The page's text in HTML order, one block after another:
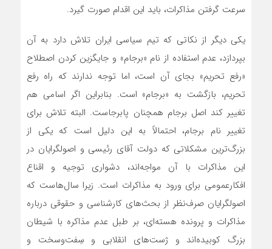
سرعت گرفتن مذاکرات، بايد اين اقدام صورت گيرد.
يکي ديگر از نکاتي که تيم سياسي ايران تلاش دارد به آن
بپردازد، عدم استفاده از نام «برجام» و جايگزين کردن اصطلاح
«رفع تحريم» بجاي آن است، اما توجه ندارند که راه رفع
تحريم، بازگشت به «برجام» است. بنابراين اگر اسامي هم
تغيير کند اصل برجام همچنان پابرجاست. البته تلاش براي
تغيير نام برجام، احتمالاً به اين دليل است که يکي از
بزرگ‌ترين مشکلاتي که دولت آقاي رئيسي و اصولگرايان در
اين مذاکرات با آن مواجه‌اند، دشواري توجيه و اقناع
افکارعمومي براي ورود به مذاکرات است. زيرا سال‌هاست که
اصولگرايان صرف‌نظر از بحث‌هاي کارشناسي و حقوقي درباره
مذاکرات و پرونده هسته‌اي، بر طبل عدم مذاکره با شيطان
بزرگ ‌کوبيده‌اند و ژست‌هاي انقلابي و سِفت‌وسخت و